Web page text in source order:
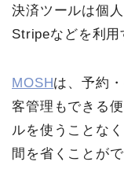
決済ツールは個
Stripeなどを利用
MOSHは、予約
客管理もできる
ルを使うことな
間を省くことがで